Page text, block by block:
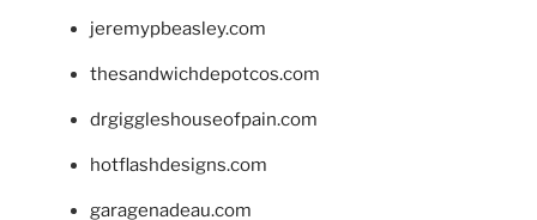
jeremypbeasley.com
thesandwichdepotcos.com
drgiggleshouseofpain.com
hotflashdesigns.com
garagenadeau.com